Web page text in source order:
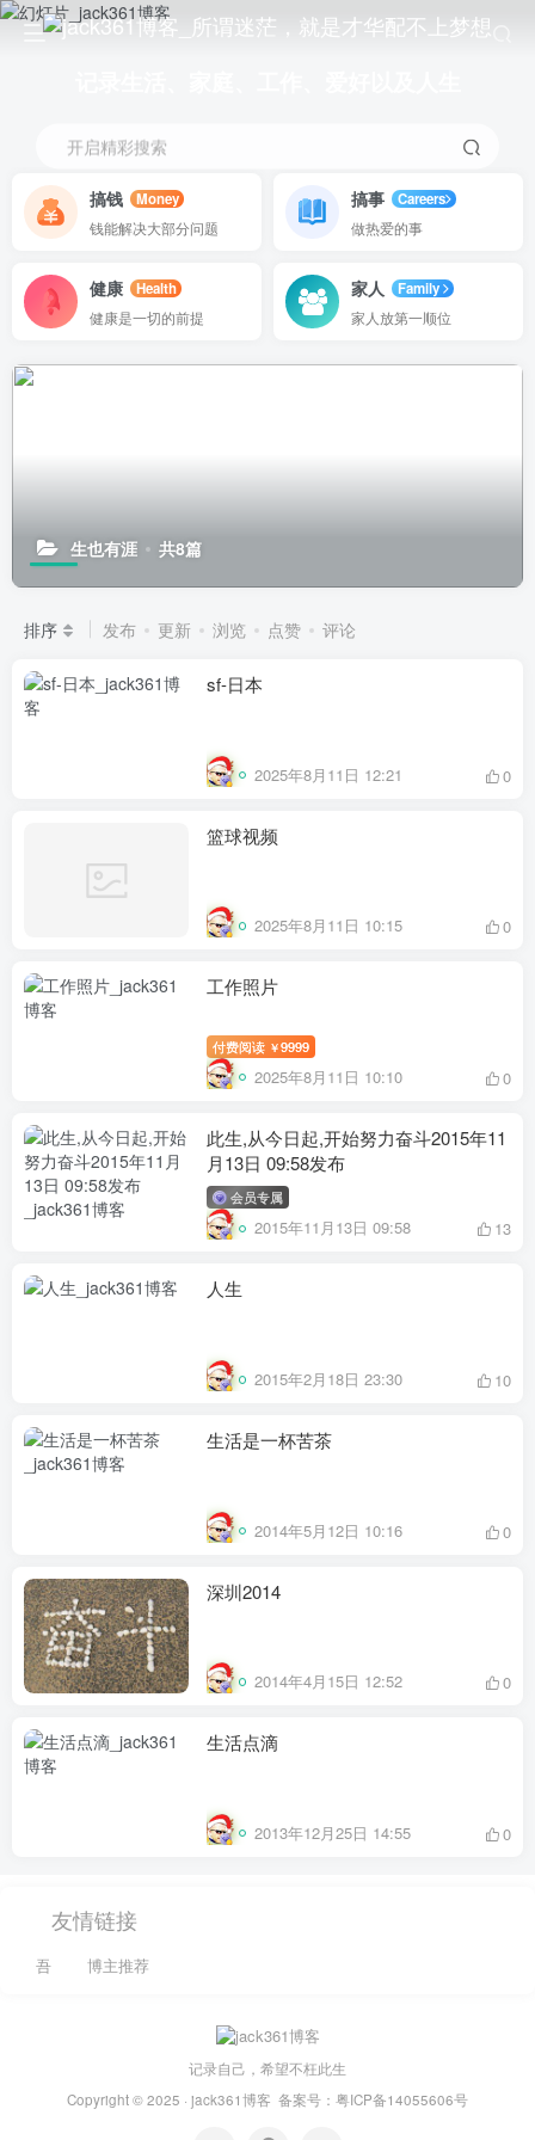
开启精彩搜索
搞钱
Money
钱能解决大部分问题
搞事
Careers
做热爱的事
健康
Health
健康是一切的前提
家人
Family
家人放第一顺位
生也有涯 共8篇
排序 发布 更新 浏览 点赞 评论
sf-日本
2025年8月11日 12:21 0
篮球视频
2025年8月11日 10:15 0
工作照片
付费阅读 ￥9999
2025年8月11日 10:10 0
此生,从今日起,开始努力奋斗2015年11
月13日 09:58发布
会员专属
2015年11月13日 09:58 13
人生
2015年2月18日 23:30 10
生活是一杯苦茶
2014年5月12日 10:16 0
深圳2014
2014年4月15日 12:52 0
生活点滴
2013年12月25日 14:55 0
友情链接
吾 博主推荐
记录自己，希望不枉此生
Copyright © 2025 · jack361博客 备案号： 粤ICP备14055606号